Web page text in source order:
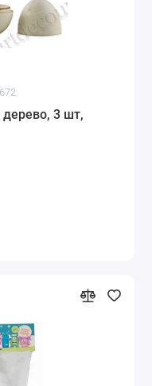
3 шт,